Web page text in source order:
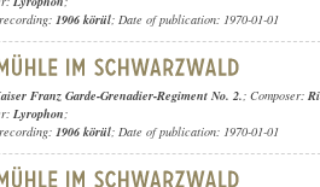
1906 körül; Date of publication: 1970-01-01
Franz Garde-Grenadier-Regiment No. 2.; Composer:
Lyrophon;
1906 körül; Date of publication: 1970-01-01